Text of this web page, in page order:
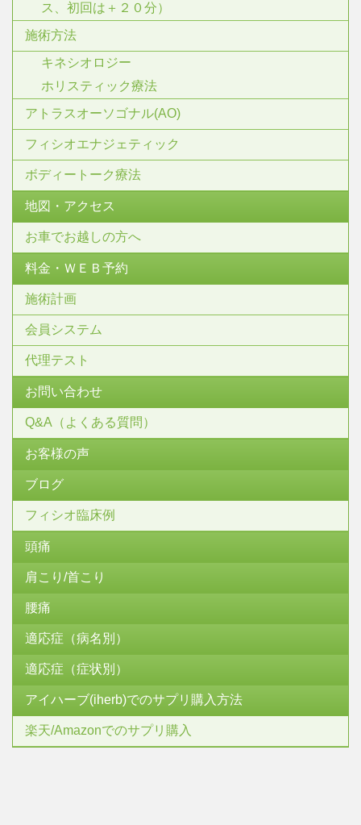
ス、初回は＋２０分）
施術方法
キネシオロジー
ホリスティック療法
アトラスオーソゴナル(AO)
フィシオエナジェティック
ボディートーク療法
地図・アクセス
お車でお越しの方へ
料金・ＷＥＢ予約
施術計画
会員システム
代理テスト
お問い合わせ
Q&A（よくある質問）
お客様の声
ブログ
フィシオ臨床例
頭痛
肩こり/首こり
腰痛
適応症（病名別）
適応症（症状別）
アイハーブ(iherb)でのサプリ購入方法
楽天/Amazonでのサプリ購入